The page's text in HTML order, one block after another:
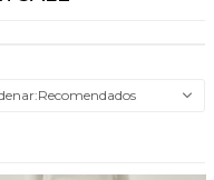
Recomendados